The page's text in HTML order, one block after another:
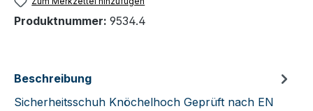
Produktnummer: 9534.4
Beschreibung
Sicherheitsschuh Knöchelhoch Geprüft nach EN